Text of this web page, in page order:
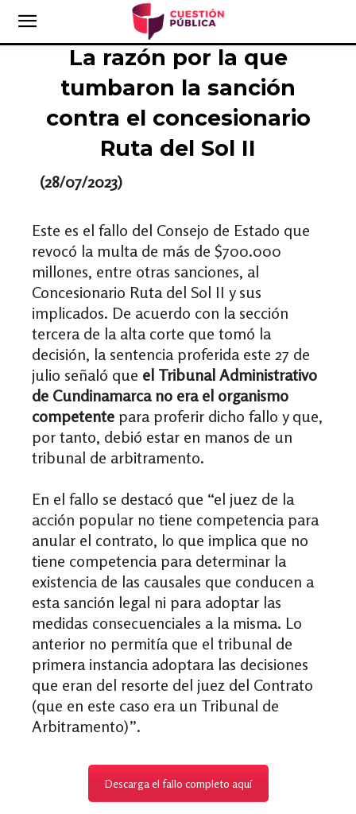
La razón por la que
tumbaron la sanción
contra el concesionario
Ruta del Sol II
(28/07/2023)
Este es el fallo del Consejo de Estado que
revocó la multa de más de $700.000
millones, entre otras sanciones, al
Concesionario Ruta del Sol II y sus
implicados. De acuerdo con la sección
tercera de la alta corte que tomó la
decisión, la sentencia proferida este 27 de
julio señaló que el Tribunal Administrativo
de Cundinamarca no era el organismo
competente para proferir dicho fallo y que,
por tanto, debió estar en manos de un
tribunal de arbitramento.
En el fallo se destacó que “el juez de la
acción popular no tiene competencia para
anular el contrato, lo que implica que no
tiene competencia para determinar la
existencia de las causales que conducen a
esta sanción legal ni para adoptar las
medidas consecuenciales a la misma. Lo
anterior no permitía que el tribunal de
primera instancia adoptara las decisiones
que eran del resorte del juez del Contrato
(que en este caso era un Tribunal de
Arbitramento)”.
Descarga el fallo completo aquí